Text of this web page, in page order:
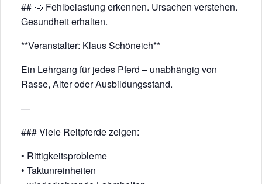
## 🐴 Fehlbelastung erkennen. Ursachen verstehen.
Gesundheit erhalten.
**Veranstalter: Klaus Schöneich**
Ein Lehrgang für jedes Pferd – unabhängig von
Rasse, Alter oder Ausbildungsstand.
—
### Viele Reitpferde zeigen:
• Rittigkeitsprobleme
• Taktunreinheiten